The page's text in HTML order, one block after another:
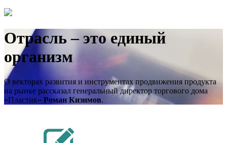
Отрасль – это единый
организм
О векторах развития и инструментах продвижения продукта
на рынке рассказал генеральный директор торгового дома
«Пластик» Роман Кизимов.